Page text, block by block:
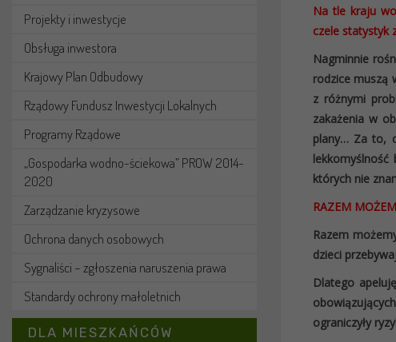
Projekty i inwestycje
Obsługa inwestora
Krajowy Plan Odbudowy
Rządowy Fundusz Inwestycji Lokalnych
Programy Rządowe
„Gospodarka wodno-ściekowa” PROW 2014-
2020
Zarządzanie kryzysowe
Ochrona danych osobowych
Sygnaliści – zgłoszenia naruszenia prawa
Standardy ochrony małoletnich
DLA MIESZKAŃCÓW
Na tle kraju
czele statystyk
Nagminnie
rodzice muszą
z różnymi
zakażenia w
plany… Za to,
lekkomyślność
których nie
RAZEM
Razem
dzieci
Dlatego
ograniczyły